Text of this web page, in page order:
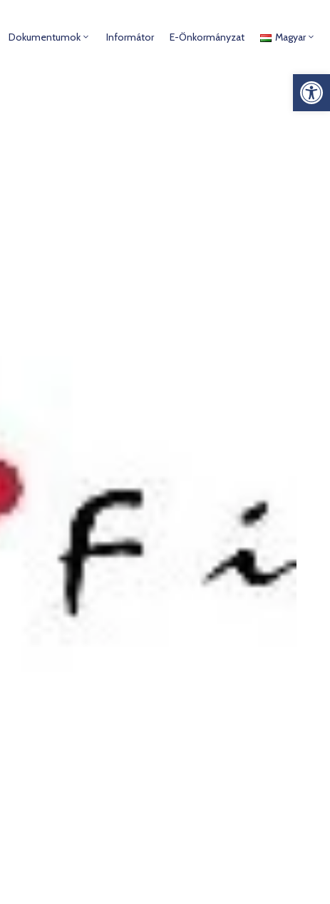
Dokumentumok Informátor E-Önkormányzat Magyar